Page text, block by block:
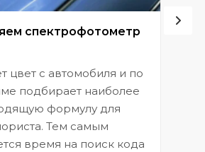
спектрофотометр
цвет с автомобиля и по
подбирает наиболее
формулу для
Тем самым
время на поиск кода